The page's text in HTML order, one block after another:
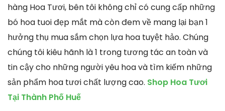
hàng Hoa Tươi, bên tôi không chỉ có cung cấp những
bó hoa tuoi đẹp mắt mà còn đem về mang lại bạn 1
hưởng thụ mua sắm chọn lựa hoa tuyệt hảo. Chúng
chúng tôi kiêu hãnh là 1 trong tương tác an toàn và
tin cậy cho những người yêu hoa và tìm kiếm những
sản phẩm hoa tươi chất lượng cao. Shop Hoa Tươi
Tại Thành Phố Huế